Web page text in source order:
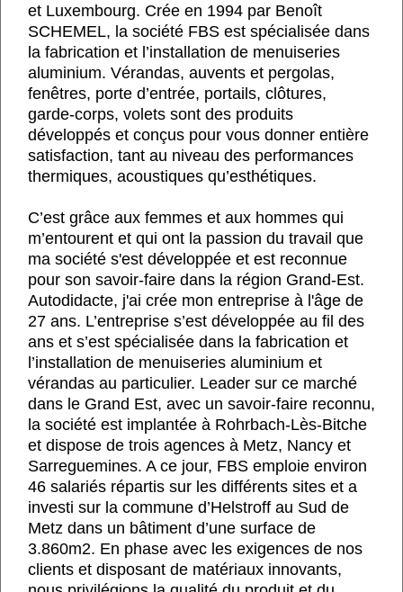
et Luxembourg. Crée en 1994 par Benoît
SCHEMEL, la société FBS est spécialisée dans
la fabrication et l’installation de menuiseries
aluminium. Vérandas, auvents et pergolas,
fenêtres, porte d’entrée, portails, clôtures,
garde-corps, volets sont des produits
développés et conçus pour vous donner entière
satisfaction, tant au niveau des performances
thermiques, acoustiques qu’esthétiques.
C’est grâce aux femmes et aux hommes qui
m’entourent et qui ont la passion du travail que
ma société s'est développée et est reconnue
pour son savoir-faire dans la région Grand-Est.
Autodidacte, j'ai crée mon entreprise à l'âge de
27 ans. L’entreprise s’est développée au fil des
ans et s’est spécialisée dans la fabrication et
l’installation de menuiseries aluminium et
vérandas au particulier. Leader sur ce marché
dans le Grand Est, avec un savoir-faire reconnu,
la société est implantée à Rohrbach-Lès-Bitche
et dispose de trois agences à Metz, Nancy et
Sarreguemines. A ce jour, FBS emploie environ
46 salariés répartis sur les différents sites et a
investi sur la commune d’Helstroff au Sud de
Metz dans un bâtiment d’une surface de
3.860m2. En phase avec les exigences de nos
clients et disposant de matériaux innovants,